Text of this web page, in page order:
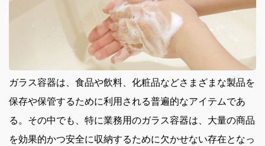
ガラス容器は、食品や飲料、化粧品などさまざまな製品を
保存や保管するために利用される普遍的なアイテムであ
る。 その中でも、特に業務用のガラス容器は、大量の商品
を効果的かつ安全に収納するために欠かせない存在となっ